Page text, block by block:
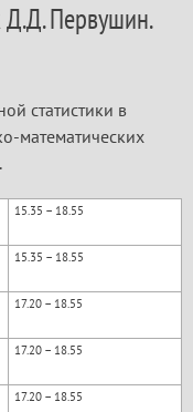
Д.Д. Первушин.
статистики в
математических
15.35 – 18.55
15.35 – 18.55
17.20 – 18.55
17.20 – 18.55
17.20 – 18.55